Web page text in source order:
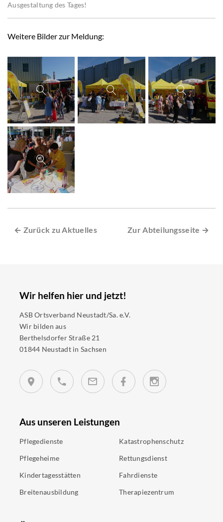
Ausgestaltung des Tages!
Weitere Bilder zur Meldung:
← Zurück zu Aktuelles Zur Abteilungsseite →
Wir helfen hier und jetzt!
ASB Ortsverband Neustadt/Sa. e.V.
Wir bilden aus
Berthelsdorfer Straße 21
01844 Neustadt in Sachsen
Aus unseren Leistungen
Pflegedienste
Pflegeheime
Kindertagesstätten
Breitenausbildung
Katastrophenschutz
Rettungsdienst
Fahrdienste
Therapiezentrum